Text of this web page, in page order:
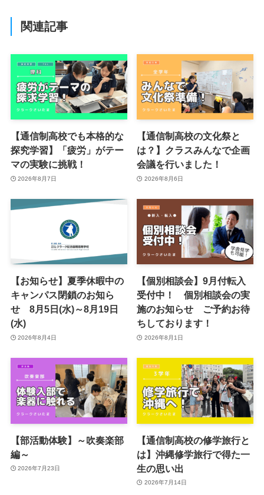
関連記事
【通信制高校でも本格的な
探究学習】「疲労」がテー
マの実験に挑戦！
2026年8月7日
【通信制高校の文化祭と
は？】クラスみんなで企画
会議を行いました！
2026年8月6日
【お知らせ】夏季休暇中の
キャンパス閉鎖のお知ら
せ 8月5日(水)～8月19日
(水)
2026年8月4日
【個別相談会】9月付転入
受付中！ 個別相談会の実
施のお知らせ ご予約お待
ちしております！
2026年8月1日
【部活動体験】～吹奏楽部
編～
2026年7月23日
【通信制高校の修学旅行と
は】沖縄修学旅行で得た一
生の思い出
2026年7月14日